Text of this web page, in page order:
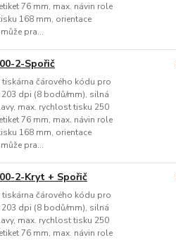
76 mm, max. návin role
168 mm, orientace
pra...
2-Spořič
čárového kódu pro
dpi (8 bodů/mm), silná
max. rychlost tisku 250
76 mm, max. návin role
168 mm, orientace
pra...
2-Kryt + Spořič
čárového kódu pro
dpi (8 bodů/mm), silná
max. rychlost tisku 250
76 mm, max. návin role